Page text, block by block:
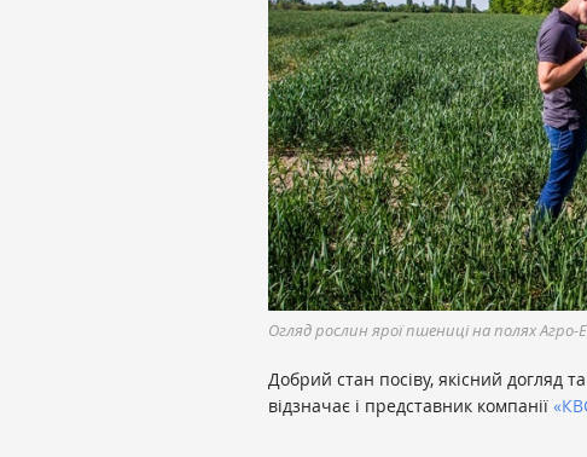
Огляд рослин ярої пшениці на полях Агро-
Добрий стан посіву, якісний догляд
відзначає і представник компанії